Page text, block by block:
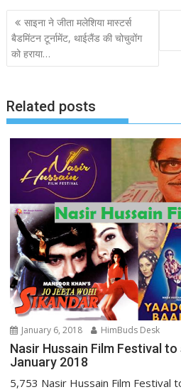
Post
navigation
साइना ने जीता मलेशिया मास्टर्स
बैडमिंटन टूर्नामेंट, थाईलैंड की चोचुवोंग
को हराया…
Related posts
January 6, 2018 HimBuds Desk
Nasir Hussain Film Festival
January 2018
5,753 Nasir Hussain Film Festival